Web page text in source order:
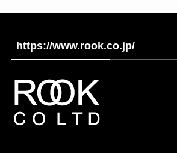
https://www.rook.co.jp/